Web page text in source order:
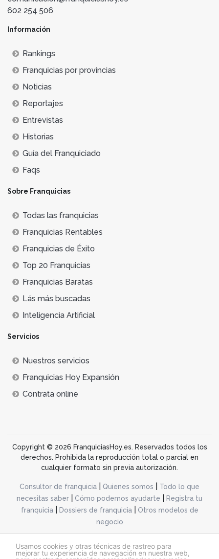
Usamos cookies y otras técnicas de rastreo para
mejorar tu experiencia de navegación en nuestra web,
602 254 506
Información
Rankings
Franquicias por provincias
Noticias
Reportajes
Entrevistas
Historias
Guía del Franquiciado
Faqs
Sobre Franquicias
Todas las franquicias
Franquicias Rentables
Franquicias de Éxito
Top 20 Franquicias
Franquicias Baratas
Lás más buscadas
Inteligencia Artificial
Servicios
Nuestros servicios
Franquicias Hoy Expansión
Contrata online
Copyright © 2026 FranquiciasHoy.es. Reservados todos los
derechos. Prohibida la reproducción total o parcial en
cualquier formato sin previa autorización.
Consultor de franquicia Quienes somos
Todo lo que
necesitas saber
Cómo podemos ayudarte
Registra tu
franquicia| Dossiers de franquicia|
Otros modelos de
negocio